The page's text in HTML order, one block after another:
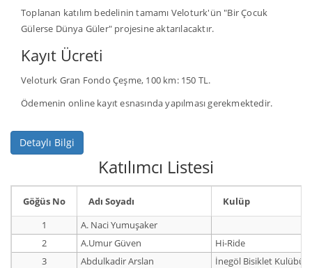
Toplanan katılım bedelinin tamamı Veloturk'ün "Bir Çocuk
Gülerse Dünya Güler" projesine aktarılacaktır.
Kayıt Ücreti
Veloturk Gran Fondo Çeşme, 100 km: 150 TL.
Ödemenin online kayıt esnasında yapılması gerekmektedir.
Detaylı Bilgi
Katılımcı Listesi
Göğüs No Adı Soyadı
Kulüp
1
A. Naci Yumuşaker
2
A.Umur Güven
Hi-Ride
3
Abdulkadir Arslan
İnegöl Bisiklet Kulübü